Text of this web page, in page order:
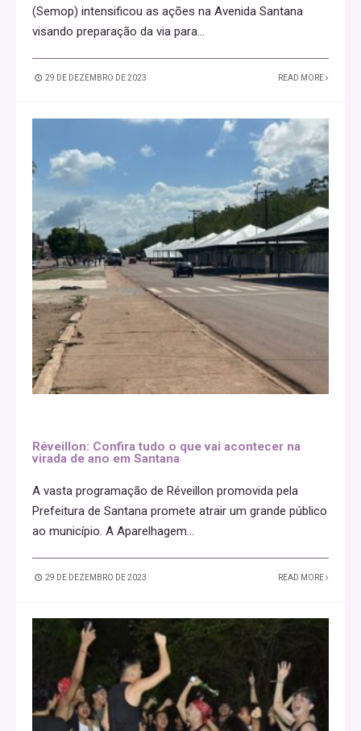
(Semop) intensificou as ações na Avenida Santana
visando preparação da via para...
29 DE DEZEMBRO DE 2023 READ MORE
Réveillon: Confira tudo o que vai acontecer na
virada de ano em Santana
A vasta programação de Réveillon promovida pela
Prefeitura de Santana promete atrair um grande público
ao município. A Aparelhagem...
29 DE DEZEMBRO DE 2023 READ MORE